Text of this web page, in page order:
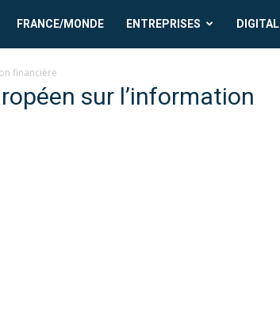
FRANCE/MONDE ENTREPRISES DIGITAL
financière
sur l’information